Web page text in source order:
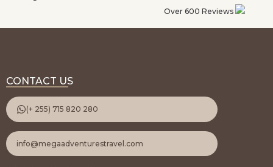
Over 600 Reviews
CONTACT US
(+ 255) 715 820 280
info@megaadventurestravel.com